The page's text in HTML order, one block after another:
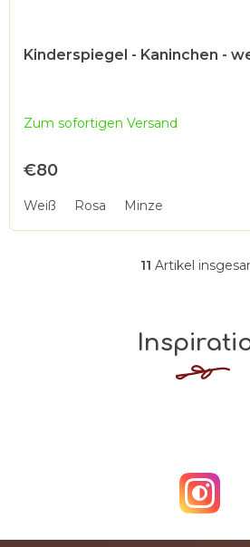
Kinderspiegel - Kaninchen -
Zum sofortigen Versand
€80
Weiß Rosa Minze
S
u
e
m
e
11 Artikel